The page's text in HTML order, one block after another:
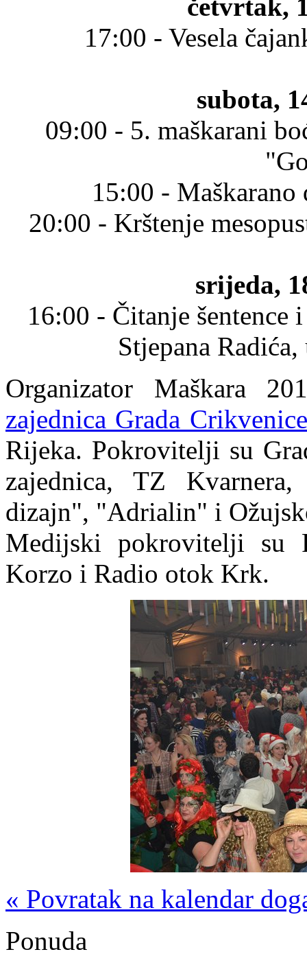
četvrtak,
17:00 - Vesela
subota,
09:00 - 5. maškarani
15:00 -
20:00 - Krštenje
srijeda,
16:00 - Čitanje šentence
Stjepana
Organizator Maškara
zajednica Grada Crikvenice
Rijeka. Pokrovitelji su
zajednica, TZ
dizajn", "Adrialin" i
Medijski pokrovitelji su
Korzo i Radio otok Krk.
« Povratak na kalendar
Ponuda